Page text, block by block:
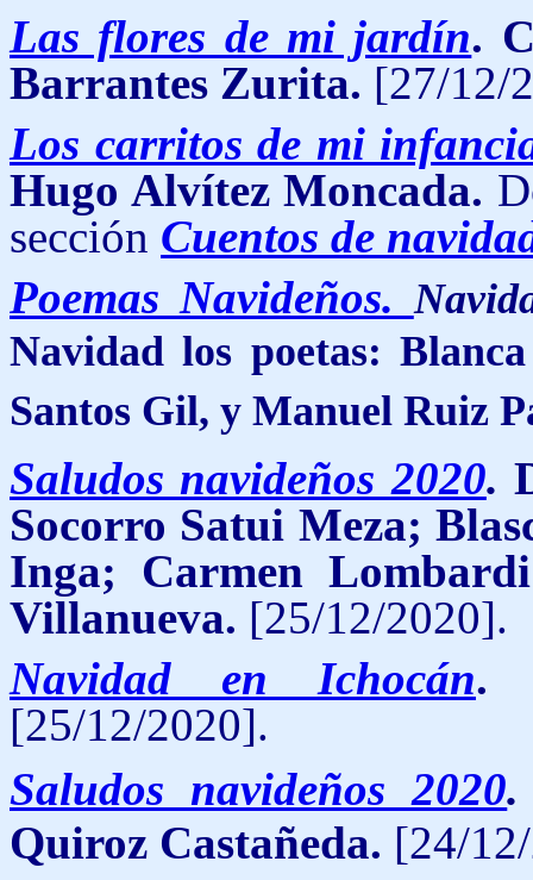
Las flores de mi jardín.
Barrantes Zurita. [27/12/
Los carritos de mi
Hugo Alvítez Moncada.
sección Cuentos de
Poemas Navideños.
Navidad los poetas:
Santos Gil, y Manuel Ruiz
Saludos navideños 2020.
Socorro Satui Meza;
Inga; Carmen
Villanueva. [25/12/2020].
Navidad en Ichocán
[25/12/2020].
Saludos navideños 2020
Quiroz Castañeda. [24/